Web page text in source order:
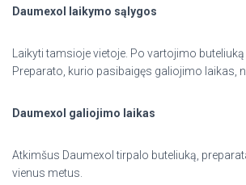
Daumexol laikymo sąlygos
Laikyti tamsioje vietoje. Po vartojimo
Preparato, kurio pasibaigęs galiojimo laikas,
Daumexol galiojimo laikas
Atkimšus Daumexol tirpalo buteliuką,
vienus metus.